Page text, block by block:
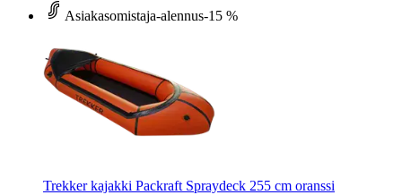
Asiakasomistaja-alennus-15 %
Trekker kajakki Packraft Spraydeck 255 cm oranssi